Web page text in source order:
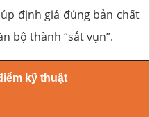
định giá đúng bản chất
bộ thành “sắt vụn”.
kỹ thuật